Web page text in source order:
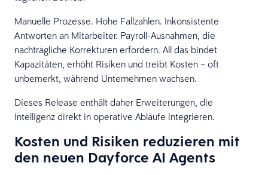
Manuelle Prozesse. Hohe Fallzahlen. Inkonsistente
Antworten an Mitarbeiter. Payroll-Ausnahmen, die
nachträgliche Korrekturen erfordern. All das bindet
Kapazitäten, erhöht Risiken und treibt Kosten – oft
unbemerkt, während Unternehmen wachsen.
Dieses Release enthält daher Erweiterungen, die
Intelligenz direkt in operative Abläufe integrieren.
Kosten und Risiken reduzieren mit
den neuen Dayforce AI Agents